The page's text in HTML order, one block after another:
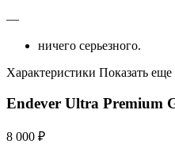
—
ничего серьезного.
Характеристики Показать еще
Endever Ultra Premium
8 000 ₽